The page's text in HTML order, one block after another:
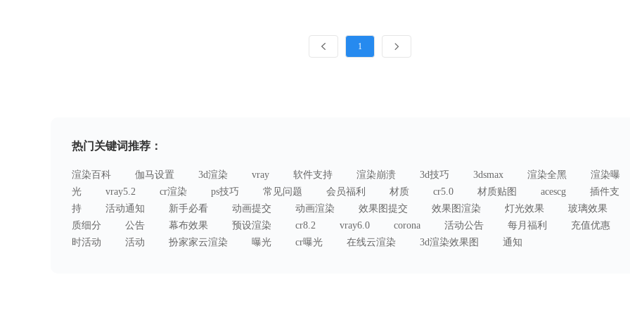
1
热门关键词推荐：
渲染百科 伽马设置 3d渲染 vray 软件支持 渲染崩溃 3d技巧 3dsmax 渲染全黑
渲染曝
光
vray5.2 cr渲染 ps技巧 常见问题 会员福利 材质 cr5.0 材质贴图 acescg
插件支
持
活动通知 新手必看 动画提交 动画渲染 效果图提交 效果图渲染 灯光效果
玻璃效果
质细分
公告 幕布效果 预设渲染 cr8.2 vray6.0 corona 活动公告 每月福利
充值优惠
时活动
活动 扮家家云渲染 曝光 cr曝光 在线云渲染 3d渲染效果图 通知